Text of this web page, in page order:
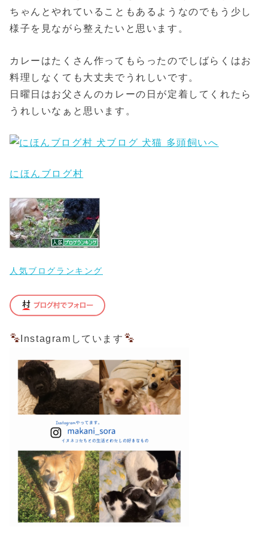
ちゃんとやれていることもあるようなのでもう少し
様子を見ながら整えたいと思います。
カレーはたくさん作ってもらったのでしばらくはお
料理しなくても大丈夫でうれしいです。
日曜日はお父さんのカレーの日が定着してくれたら
うれしいなぁと思います。
にほんブログ村
人気ブログランキング
Instagramしています